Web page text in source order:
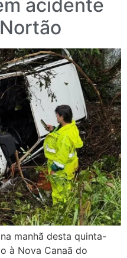
acidente
manhã desta quinta-
à Nova Canaã do